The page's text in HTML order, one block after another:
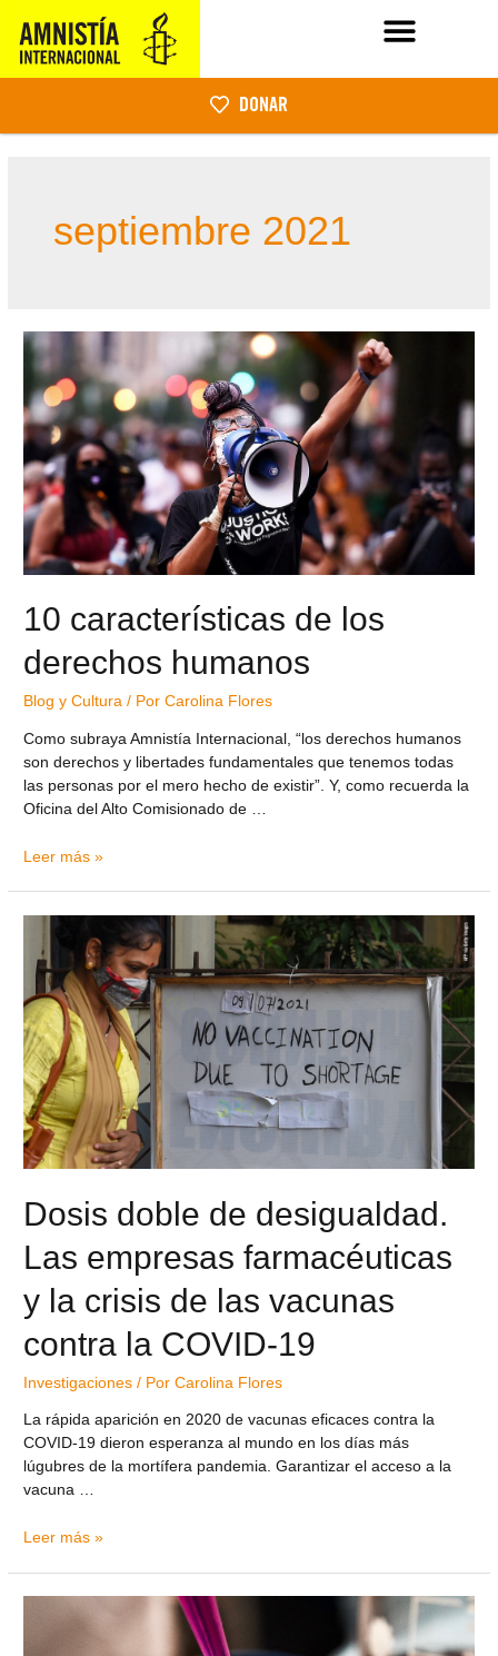
DONAR
septiembre 2021
10 características de los
derechos humanos
Blog y Cultura / PorCarolina Flores
Como subraya Amnistía Internacional, “los derechos humanos
son derechos y libertades fundamentales que tenemos todas
las personas por el mero hecho de existir”. Y, como recuerda la
Oficina del Alto Comisionado de …
Leer más »
Dosis doble de desigualdad.
Las empresas farmacéuticas
y la crisis de las vacunas
contra la COVID-19
Investigaciones / PorCarolina Flores
La rápida aparición en 2020 de vacunas eficaces contra la
COVID-19 dieron esperanza al mundo en los días más
lúgubres de la mortífera pandemia. Garantizar el acceso a la
vacuna …
Leer más »